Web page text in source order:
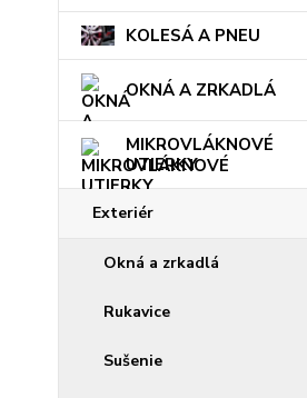
KOLESÁ A PNEU
OKNÁ A ZRKADLÁ
MIKROVLÁKNOVÉ
UTIERKY
Exteriér
Okná a zrkadlá
Rukavice
Sušenie